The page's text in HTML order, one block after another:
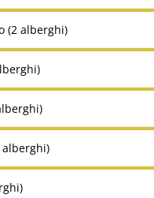
(2 alberghi)
alberghi)